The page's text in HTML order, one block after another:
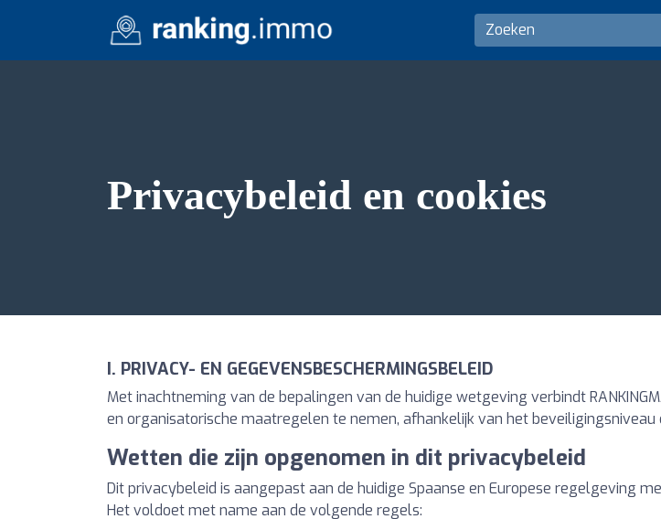
Privacybeleid en cookies
I. PRIVACY- EN GEGEVENSBESCHERMINGSBELEID
Met inachtneming van de bepalingen van de huidige wetgeving verbindt
en organisatorische maatregelen te nemen, afhankelijk van het
Wetten die zijn opgenomen in dit privacybeleid
Dit privacybeleid is aangepast aan de huidige Spaanse en Europese regelgeving
Het voldoet met name aan de volgende regels: